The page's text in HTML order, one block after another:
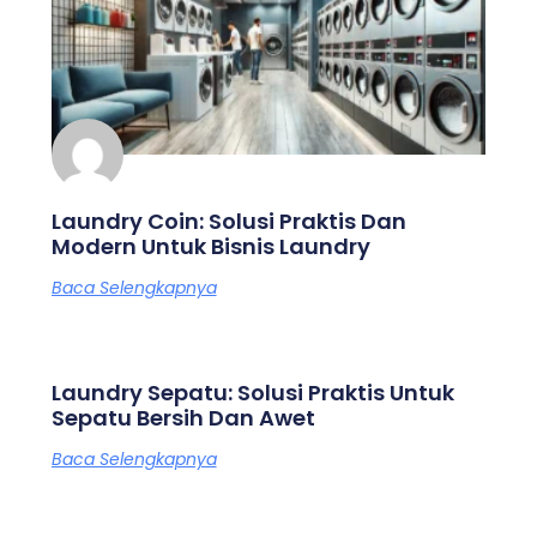
Laundry Coin: Solusi Praktis Dan
Modern Untuk Bisnis Laundry
Baca Selengkapnya
Laundry Sepatu: Solusi Praktis Untuk
Sepatu Bersih Dan Awet
Baca Selengkapnya